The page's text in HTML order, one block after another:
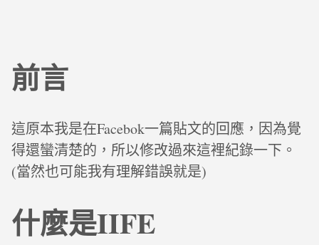
前言
這原本我是在Facebok一篇貼文的回應，因為覺
得還蠻清楚的，所以修改過來這裡紀錄一下。
(當然也可能我有理解錯誤就是)
什麼是IIFE